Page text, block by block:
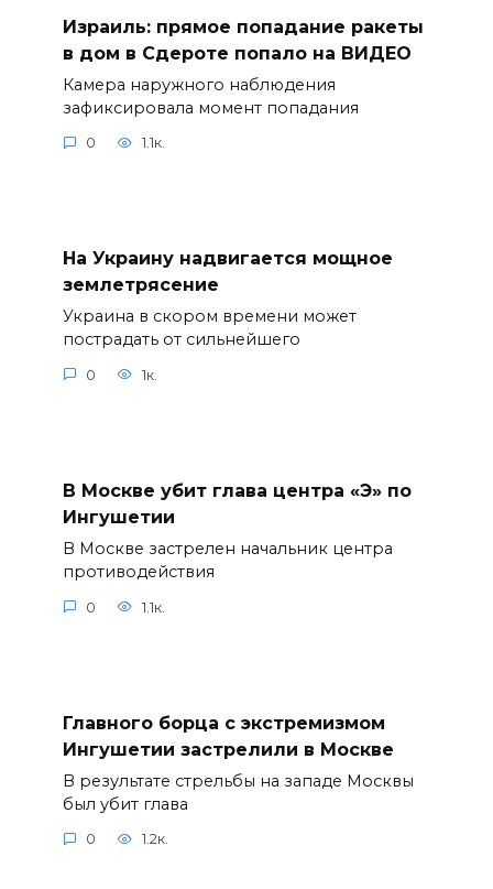
Израиль: прямое попадание ракеты
в дом в Сдероте попало на ВИДЕО
Камера наружного наблюдения
зафиксировала момент попадания
0 1.1к.
На Украину надвигается мощное
землетрясение
Украина в скором времени может
пострадать от сильнейшего
0 1к.
В Москве убит глава центра «Э» по
Ингушетии
В Москве застрелен начальник центра
противодействия
0 1.1к.
Главного борца с экстремизмом
Ингушетии застрелили в Москве
В результате стрельбы на западе Москвы
был убит глава
0 1.2к.